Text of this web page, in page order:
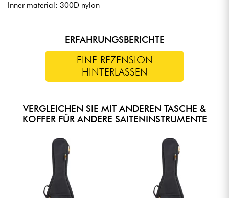
Inner material: 300D nylon
ERFAHRUNGSBERICHTE
EINE REZENSION
HINTERLASSEN
VERGLEICHEN SIE MIT ANDEREN TASCHE &
KOFFER FÜR ANDERE SAITENINSTRUMENTE